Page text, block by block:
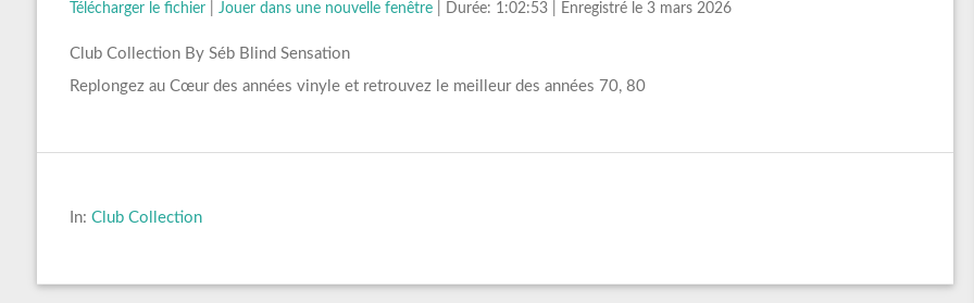
Télécharger le fichier| Jouer dans une nouvelle fenêtre| Durée: 1:02:53| Enregistré le 3 mars 2026
Club Collection By Séb Blind Sensation
Replongez au Cœur des années vinyle et retrouvez le meilleur des années 70, 80
In: Club Collection